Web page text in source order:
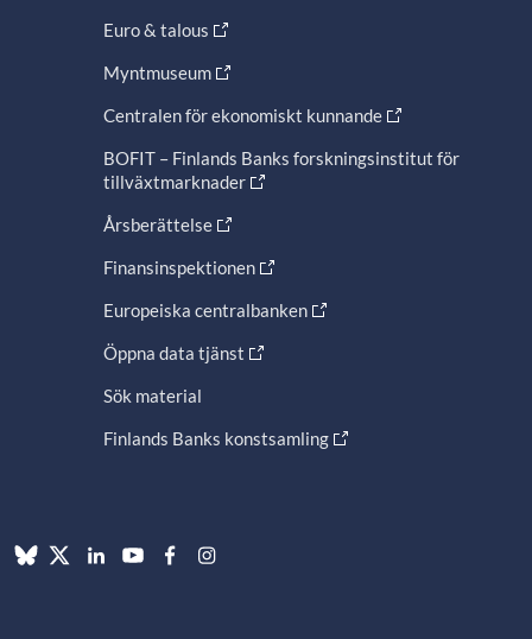
Euro & talous
Myntmuseum
Centralen för ekonomiskt kunnande
BOFIT – Finlands Banks forskningsinstitut för
tillväxtmarknader
Årsberättelse
Finansinspektionen
Europeiska centralbanken
Öppna data tjänst
Sök material
Finlands Banks konstsamling